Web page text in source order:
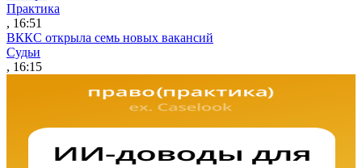
Практика
, 16:51
ВККС открыла семь новых вакансий
Судьи
, 16:15